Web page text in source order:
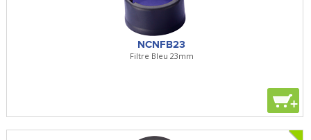
NCNFB23
Filtre Bleu 23mm
+